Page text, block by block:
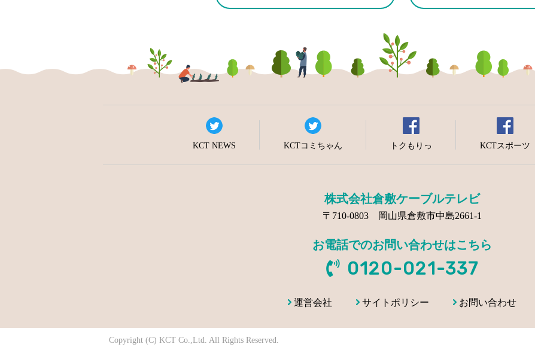
KCT NEWS KCTコミちゃん トクもりっ KCTスポーツ
株式会社倉敷ケーブルテレビ
〒710-0803 岡山県倉敷市中島2661-1
お電話でのお問い合わせはこちら
0120-021-337
運営会社 サイトポリシー お問い合わせ
Copyright (C) KCT Co.,Ltd. All Rights Reserved.